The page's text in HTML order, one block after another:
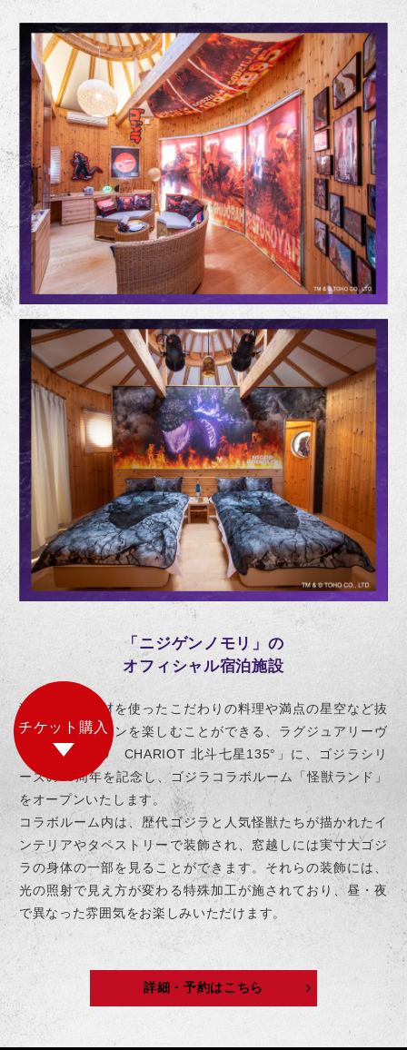
チケット購入
「ニジゲンノモリ」の
オフィシャル宿泊施設
淡路島産の食材を使ったこだわりの料理や満点の星空など抜
群のロケーションを楽しむことができる、ラグジュアリーヴ
ィラ「GRAND CHARIOT 北斗七星135°」に、ゴジラシリ
ーズの70周年を記念し、ゴジラコラボルーム「怪獣ランド」
をオープンいたします。
コラボルーム内は、歴代ゴジラと人気怪獣たちが描かれたイ
ンテリアやタペストリーで装飾され、窓越しには実寸大ゴジ
ラの身体の一部を見ることができます。それらの装飾には、
光の照射で見え方が変わる特殊加工が施されており、昼・夜
で異なった雰囲気をお楽しみいただけます。
詳細・予約はこちら